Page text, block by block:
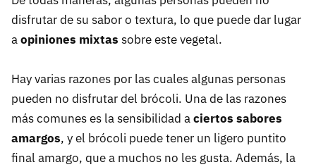
disfrutar de su sabor o textura, lo que puede dar lugar
aopiniones mixtas sobre este vegetal.
Hay varias razones por las cuales algunas personas
pueden no disfrutar del brócoli. Una de las razones
más comunes es la sensibilidad aciertos sabores
amargos, y el brócoli puede tener un ligero puntito
final amargo, que a muchos no les gusta. Además, la